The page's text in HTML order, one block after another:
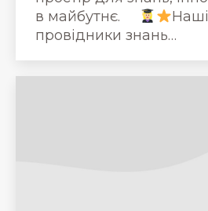
в майбутнє.
провідники знань…